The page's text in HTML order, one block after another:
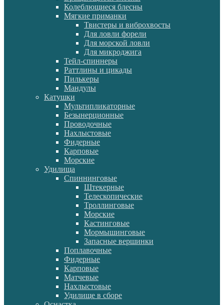
Колеблющиеся блесны
Мягкие приманки
Твистеры и виброхвосты
Для ловли форели
Для морской ловли
Для микроджига
Тейл-спиннеры
Раттлины и цикады
Пилькеры
Мандулы
Катушки
Мультипликаторные
Безынерционные
Проводочные
Нахлыстовые
Фидерные
Карповые
Морские
Удилища
Спиннинговые
Штекерные
Телескопические
Троллинговые
Морские
Кастинговые
Мормышинговые
Запасные вершинки
Поплавочные
Фидерные
Карповые
Матчевые
Нахлыстовые
Удилище в сборе